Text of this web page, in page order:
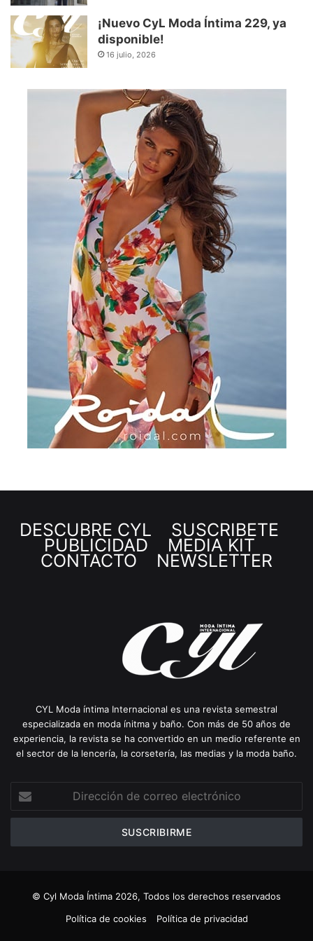
¡Nuevo CyL Moda Íntima 229, ya
disponible!
16 julio, 2026
DESCUBRE CYL SUSCRÍBETE
PUBLICIDAD MEDIA KIT
CONTACTO NEWSLETTER
CYL Moda íntima Internacional es una revista semestral
especializada en moda ínitma y baño. Con más de 50 años de
experiencia, la revista se ha convertido en un medio referente en
el sector de la lencería, la corsetería, las medias y la moda baño.
de
correo
© Cyl Moda Íntima 2026, Todos los derechos reservados
Política de cookies
Política de privacidad